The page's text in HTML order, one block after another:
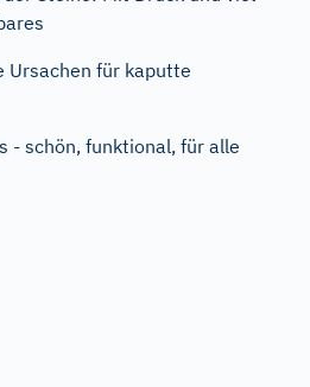
Ursachen für kaputte
- schön, funktional, für alle